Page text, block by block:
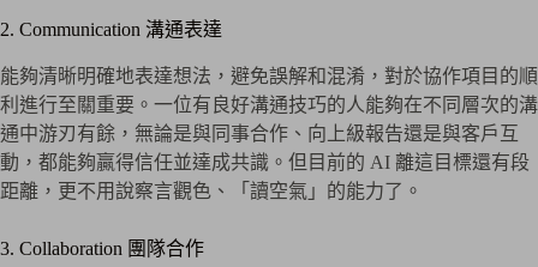
2. Communication 溝通表達
能夠清晰明確地表達想法，避免誤解和混淆，對於協作項目的順
利進行至關重要。一位有良好溝通技巧的人能夠在不同層次的溝
通中游刃有餘，無論是與同事合作、向上級報告還是與客戶互
動，都能夠贏得信任並達成共識。但目前的 AI 離這目標還有段
距離，更不用說察言觀色、「讀空氣」的能力了。
3. Collaboration 團隊合作